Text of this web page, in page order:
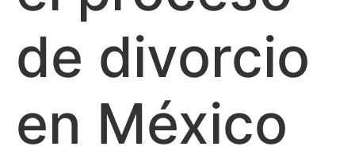
de divorcio
en México